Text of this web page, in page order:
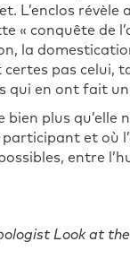
L’enclos
« conquête de
la
pas
qui en ont fait
plus
et où
entre
Look at